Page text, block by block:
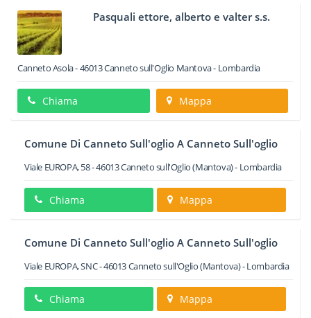
Pasquali ettore, alberto e valter s.s.
Canneto Asola-46013Canneto sull'Oglio Mantova - Lombardia
Chiama Mappa
Comune Di Canneto Sull'oglio A Canneto Sull'oglio
Viale EUROPA, 58-46013Canneto sull'Oglio(Mantova) - Lombardia
Chiama Mappa
Comune Di Canneto Sull'oglio A Canneto Sull'oglio
Viale EUROPA, SNC-46013Canneto sull'Oglio(Mantova) -Lombardia
Chiama Mappa